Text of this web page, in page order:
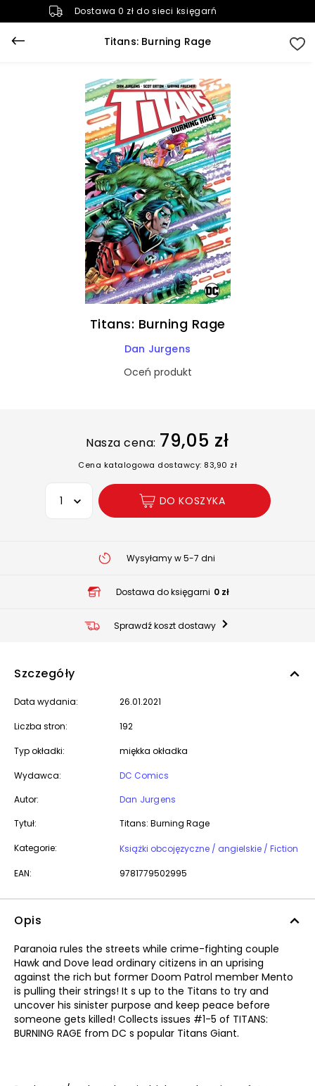
Dostawa 0 zł do sieci księgarń
Titans: Burning Rage
Titans: Burning Rage
Dan Jurgens
Oceń produkt
Nasza cena: 79,05 zł
Cena katalogowa dostawcy: 83,90 zł
Wybierz opcję
DO KOSZYKA
Wysyłamy w 5-7 dni
Dostawa do księgarni 0 zł
Sprawdź koszt dostawy
Szczegóły
Data wydania: 26.01.2021
Liczba stron: 192
Typ okładki: miękka okładka
Wydawca:
DC Comics
Autor:
Dan Jurgens
Tytuł:
Titans: Burning Rage
Kategorie: Książki obcojęzyczne / angielskie / Fiction
EAN: 9781779502995
Opis
Paranoia rules the streets while crime-fighting couple
Hawk and Dove lead ordinary citizens in an uprising
against the rich but former Doom Patrol member Mento
is pulling their strings! It s up to the Titans to try and
uncover his sinister purpose and keep peace before
someone gets killed! Collects issues #1-5 of TITANS:
BURNING RAGE from DC s popular Titans Giant.